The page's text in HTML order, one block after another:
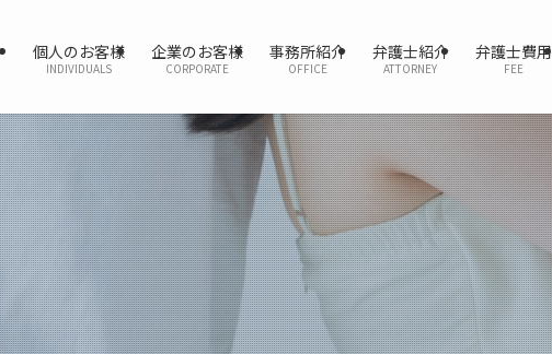
個人のお客様
INDIVIDUALS
企業のお客様
CORPORATE
事務所紹介
OFFICE
弁護士紹介
ATTORNEY
弁護士費用
FEE